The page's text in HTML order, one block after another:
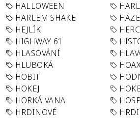
HALLOWEEN
HARLEM SHAKE
HEJLÍK
HIGHWAY 61
HLASOVÁNÍ
HLUBOKÁ
HOBIT
HOKEJ
HORKÁ VANA
HRDINOVÉ